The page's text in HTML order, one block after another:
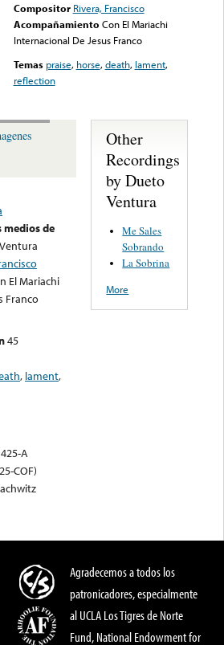
Compositor Rivera, Francisco
Acompañamiento Con El Mariachi
Internacional De Jesus Franco
Temas praise, horse,death, lament,
reflection
medios de
El Mariachi
Franco
45
, lament,
425-A
COF)
Other
Recordings
by Dueto
Ventura
Me Sales
Sobrando
La Sobrina
More
Agradecemos a todos los
patronicadores, especialmente
al UCLA Los Tigres de Norte
Fund, National Endowment for